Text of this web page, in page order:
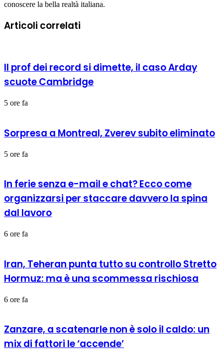
conoscere la bella realtà italiana.
Articoli correlati
Il prof dei record si dimette, il caso Arday
scuote Cambridge
5 ore fa
Sorpresa a Montreal, Zverev subito eliminato
5 ore fa
In ferie senza e-mail e chat? Ecco come
organizzarsi per staccare davvero la spina
dal lavoro
6 ore fa
Iran, Teheran punta tutto su controllo Stretto
Hormuz: ma è una scommessa rischiosa
6 ore fa
Zanzare, a scatenarle non è solo il caldo: un
mix di fattori le ‘accende’